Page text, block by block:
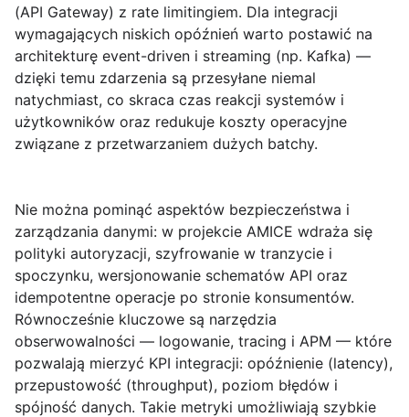
(API Gateway) z rate limitingiem. Dla integracji
wymagających niskich opóźnień warto postawić na
architekturę event-driven i streaming (np. Kafka) —
dzięki temu zdarzenia są przesyłane niemal
natychmiast, co skraca czas reakcji systemów i
użytkowników oraz redukuje koszty operacyjne
związane z przetwarzaniem dużych batchy.
Nie można pominąć aspektów bezpieczeństwa i
zarządzania danymi: w projekcie AMICE wdraża się
polityki autoryzacji, szyfrowanie w tranzycie i
spoczynku, wersjonowanie schematów API oraz
idempotentne operacje po stronie konsumentów.
Równocześnie kluczowe są narzędzia
obserwowalności — logowanie, tracing i APM — które
pozwalają mierzyć KPI integracji: opóźnienie (latency),
przepustowość (throughput), poziom błędów i
spójność danych. Takie metryki umożliwiają szybkie